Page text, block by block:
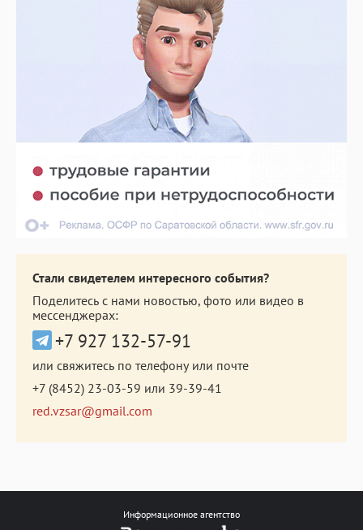
Стали свидетелем интересного события?
Поделитесь с нами новостью, фото или видео в
мессенджерах:
+7 927 132-57-91
или свяжитесь по телефону или почте
+7 (8452) 23-03-59 или 39-39-41
red.vzsar@gmail.com
Информационное агентство